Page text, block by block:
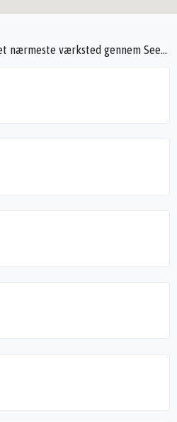
Virksomheder i Sorø - Find det nærmeste værksted gennem Seek4Cars